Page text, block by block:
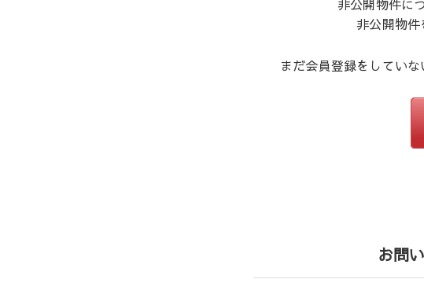
非公開物件に
非公開物件
まだ会員登録をしてい
お問